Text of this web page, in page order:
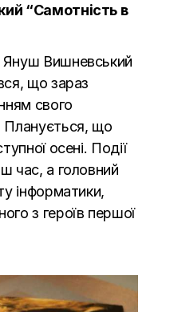
“Самотність в
Януш Вишневський
що зараз
свого
Планується, що
осені. Події
час, а головний
інформатики,
з героїв першої